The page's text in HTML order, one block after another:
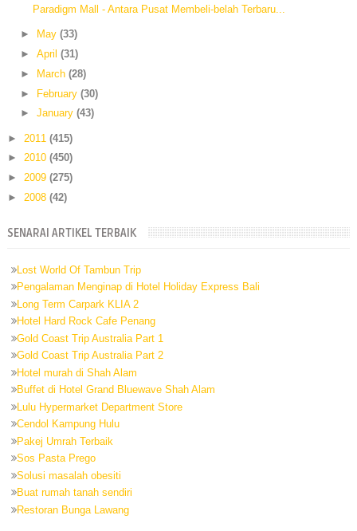
Paradigm Mall - Antara Pusat Membeli-belah Terbaru...
► May (33)
► April (31)
►
March (28)
► February (30)
► January (43)
► 2011 (415)
► 2010 (450)
► 2009 (275)
► 2008 (42)
SENARAI ARTIKEL TERBAIK
Lost World Of Tambun Trip
Pengalaman Menginap di Hotel Holiday Express Bali
Long Term Carpark KLIA 2
Hotel Hard Rock Cafe Penang
Gold Coast Trip Australia Part 1
Gold Coast Trip Australia Part 2
Hotel murah di Shah Alam
Buffet di Hotel Grand Bluewave Shah Alam
Lulu Hypermarket Department Store
Cendol Kampung Hulu
Pakej Umrah Terbaik
Sos Pasta Prego
Solusi masalah obesiti
Buat rumah tanah sendiri
Restoran Bunga Lawang